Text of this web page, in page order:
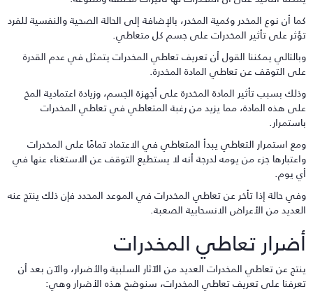
أن نوع المخدر وكمية المخدر، بالإضافة إلى الحالة الصحية والنفسية للفرد
على تأثير المخدرات على جسم كل متعاطي.
يمكننا القول أن تعريف تعاطي المخدرات يتمثل في عدم القدرة
التوقف عن تعاطي المادة المخدرة.
بسبب تأثير المادة المخدرة على أجهزة الجسم، وزيادة اعتمادية المخ
هذه المادة، مما يزيد من رغبة المتعاطي في تعاطي المخدرات
استمرار التعاطي يبدأ المتعاطي في الاعتماد تمامًا على المخدرات
جزء من يومه لدرجة أنه لا يستطيع التوقف عن الاستغناء عنها في
يوم.
حالة إذا تأخر عن تعاطي المخدرات في الموعد المحدد فإن ذلك ينتج عنه
من الأعراض الانسحابية الصعبة.
تعاطي المخدرات
عن تعاطي المخدرات العديد من الآثار السلبية والأضرار، والآن بعد أن
على تعريف تعاطي المخدرات، سنوضح هذه الأضرار وهي: